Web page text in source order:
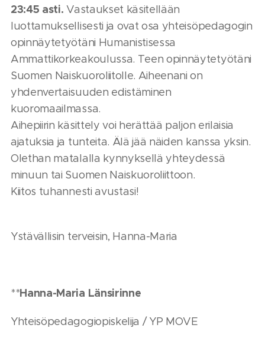
23:45 asti. Vastaukset käsitellään
luottamuksellisesti ja ovat osa yhteisöpedagogin
opinnäytetyötäni Humanistisessa
Ammattikorkeakoulussa. Teen opinnäytetyötäni
Suomen Naiskuoroliitolle. Aiheenani on
yhdenvertaisuuden edistäminen
kuoromaailmassa.
Aihepiirin käsittely voi herättää paljon erilaisia
ajatuksia ja tunteita. Älä jää näiden kanssa yksin.
Olethan matalalla kynnyksellä yhteydessä
minuun tai Suomen Naiskuoroliittoon.
Kiitos tuhannesti avustasi!
Ystävällisin terveisin, Hanna-Maria
**Hanna-Maria Länsirinne
Yhteisöpedagogiopiskelija / YP MOVE